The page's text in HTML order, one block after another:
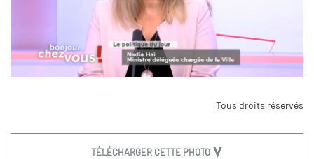
Tous droits réservés
TÉLÉCHARGER CETTE PHOTO